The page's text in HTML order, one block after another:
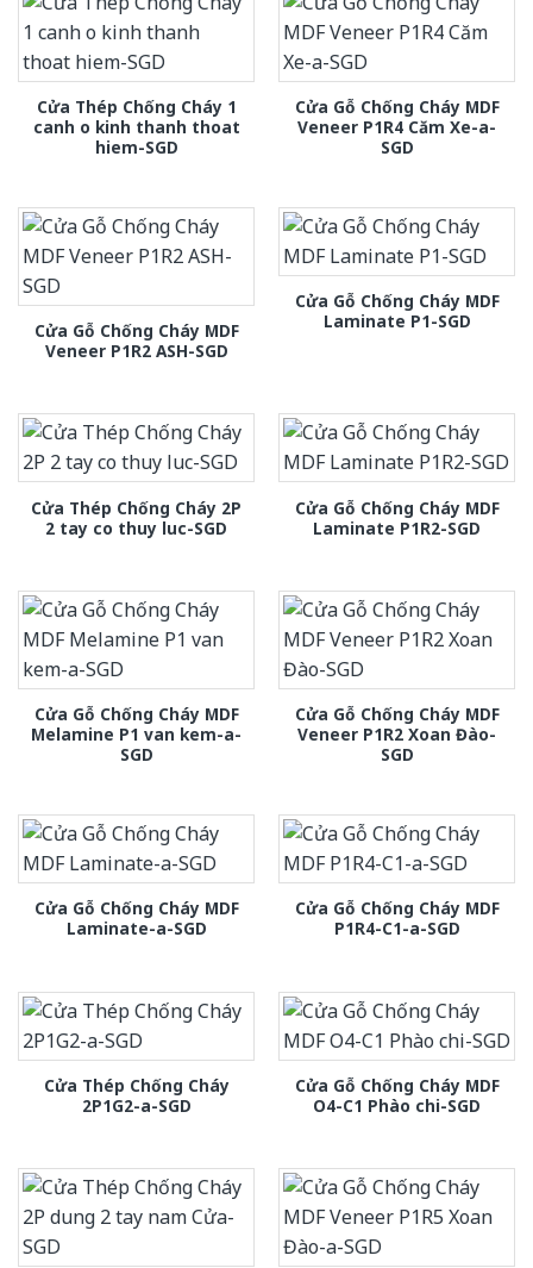
Cửa Thép Chống Cháy 1
canh o kinh thanh thoat
hiem-SGD
Cửa Gỗ Chống Cháy MDF
Veneer P1R4 Căm Xe-a-
SGD
Cửa Gỗ Chống Cháy MDF
Veneer P1R2 ASH-SGD
Cửa Gỗ Chống Cháy MDF
Laminate P1-SGD
Cửa Thép Chống Cháy 2P
2 tay co thuy luc-SGD
Cửa Gỗ Chống Cháy MDF
Laminate P1R2-SGD
Cửa Gỗ Chống Cháy MDF
Melamine P1 van kem-a-
SGD
Cửa Gỗ Chống Cháy MDF
Veneer P1R2 Xoan Đào-
SGD
Cửa Gỗ Chống Cháy MDF
Laminate-a-SGD
Cửa Gỗ Chống Cháy MDF
P1R4-C1-a-SGD
Cửa Thép Chống Cháy
2P1G2-a-SGD
Cửa Gỗ Chống Cháy MDF
O4-C1 Phào chi-SGD